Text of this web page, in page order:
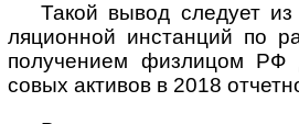
Такой вывод следует
ляци­он­ной инс­тан­ций по
полу­че­нием физ­ли­цом
совых акти­вов в 2018